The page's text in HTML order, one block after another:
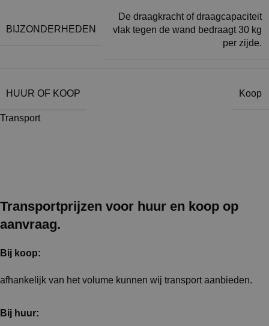
BIJZONDERHEDEN
De draagkracht of draagcapaciteit
vlak tegen de wand bedraagt 30 kg
per zijde.
HUUR OF KOOP Koop
Transport
Transportprijzen voor huur en koop op
aanvraag.
Bij koop:
afhankelijk van het volume kunnen wij transport aanbieden.
Bij huur: